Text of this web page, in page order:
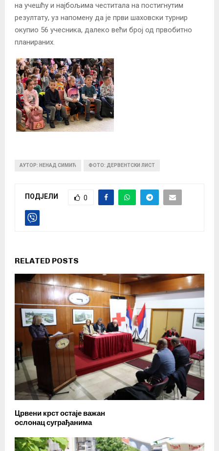
на учешћу и најбољима честитала на постигнутим
резултату, уз напомену да је први шаховски турнир
окупио 56 учесника, далеко већи број од првобитно
планираних.
АУТОР: НЕНАД СИМИЋ ФОТО: ДЕРВЕНТСКИ ЛИСТ
ПОДЈЕЛИ 0
RELATED POSTS
Црвени крст остаје важан
ослонац суграђанима